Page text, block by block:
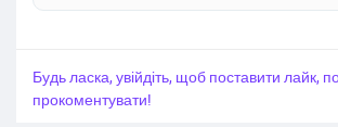
перехоплювачів до зими.
#Новини_news #Ukrainian_news
Міністерству оборони передбачені
військовозобов'язаних «Оберіг». Про це
«Главком» із посил
Будь ласка, увійдіть, щоб поставити лайк,
прокоментувати!